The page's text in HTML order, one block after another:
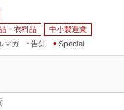
・衣料品
中小製造業
マガ
告知 Special